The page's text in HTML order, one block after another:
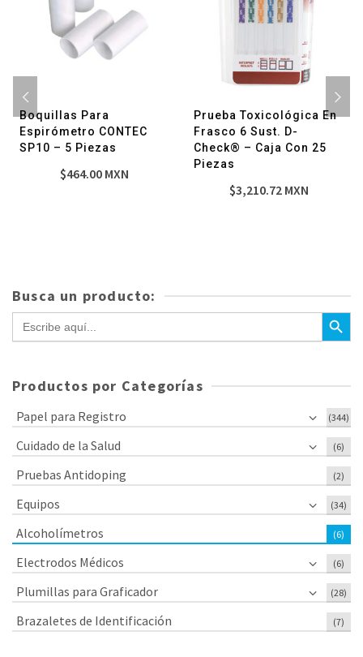
Boquillas Para
Espirómetro CONTEC
SP10 – 5 Piezas
$464.00 MXN
Prueba Toxicológica En
Frasco 6 Sust. D-
Check® – Caja Con 25
Piezas
$3,210.72MXN
Busca un producto:
Buscar: Botón de
Productos por Categorías
Papel para Registro (344)
Cuidado de la Salud (6)
Pruebas Antidoping (2)
Equipos (34)
Alcoholímetros (6)
Electrodos Médicos (6)
Plumillas para Graficador (28)
Brazaletes de Identificación (7)